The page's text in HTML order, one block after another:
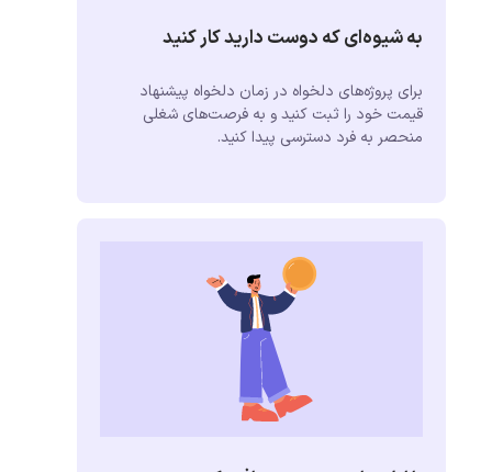
به شیوه‌ای که دوست دارید کار کنید
برای پروژه‌های دلخواه در زمان دلخواه پیشنهاد
قیمت خود را ثبت کنید و به فرصت‌های شغلی
منحصر به فرد دسترسی پیدا کنید.